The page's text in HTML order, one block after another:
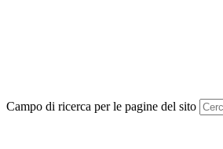
Campo di ricerca per le pagine del sito